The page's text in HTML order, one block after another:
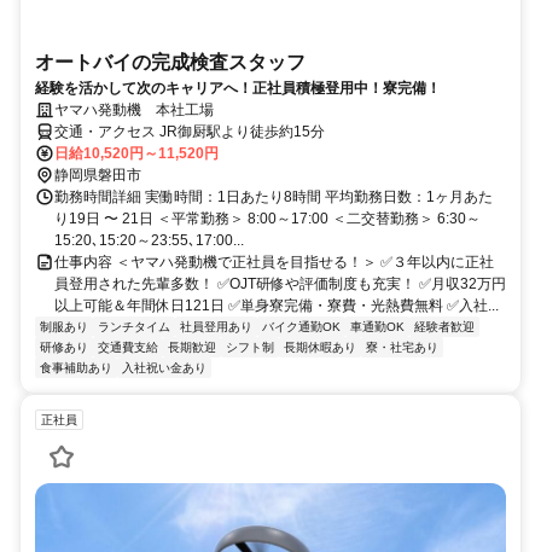
オートバイの完成検査スタッフ
経験を活かして次のキャリアへ！正社員積極登用中！寮完備！
ヤマハ発動機 本社工場
交通・アクセス JR御厨駅より徒歩約15分
日給10,520円～11,520円
静岡県磐田市
勤務時間詳細 実働時間：1日あたり8時間 平均勤務日数：1ヶ月あた
り19日 〜 21日 ＜平常勤務＞ 8:00～17:00 ＜二交替勤務＞ 6:30～
15:20､15:20～23:55､17:00...
仕事内容 ＜ヤマハ発動機で正社員を目指せる！＞ ✅３年以内に正社
員登用された先輩多数！ ✅OJT研修や評価制度も充実！ ✅月収32万円
以上可能＆年間休日121日 ✅単身寮完備・寮費・光熱費無料 ✅入社...
制服あり ランチタイム 社員登用あり バイク通勤OK 車通勤OK
経験者歓迎
研修あり
交通費支給 長期歓迎 シフト制 長期休暇あり
寮・社宅あり
食事補助あり
入社祝い金あり
正社員